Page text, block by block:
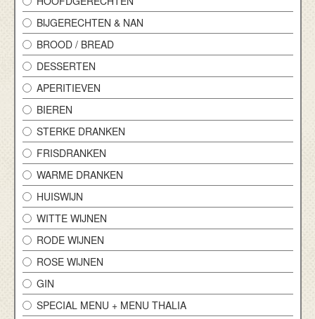
BIJGERECHTEN & NAN
BROOD / BREAD
DESSERTEN
APERITIEVEN
BIEREN
STERKE DRANKEN
FRISDRANKEN
WARME DRANKEN
HUISWIJN
WITTE WIJNEN
RODE WIJNEN
ROSE WIJNEN
GIN
SPECIAL MENU + MENU THALIA